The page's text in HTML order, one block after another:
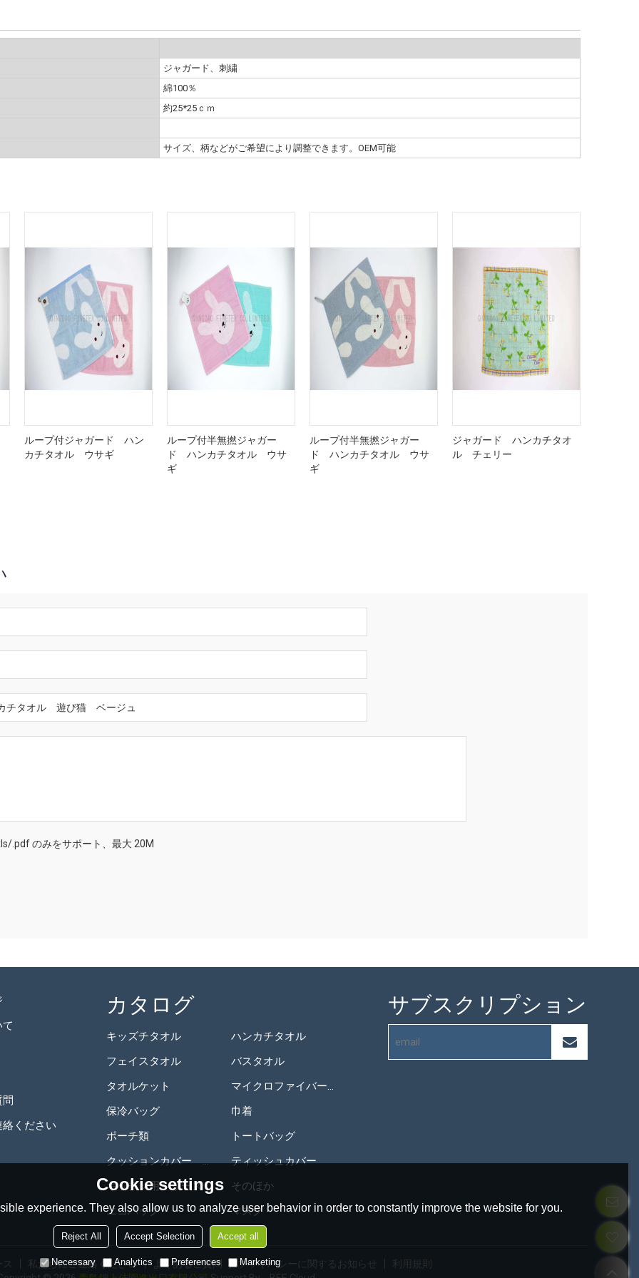
ジャガード、刺繍
綿100％
約25*25ｃｍ
サイズ、柄などがご希望により調整できます。ОEM可能
ループ付ジャガード ハン
カチタオル ウサギ
ループ付半無撚ジャガー
ド ハンカチタオル ウサ
ギ
ループ付半無撚ジャガー
ド ハンカチタオル ウサ
ギ
ジャガード ハンカチタオ
ル チェリー
.pdf のみをサポート、最大 20M
ください
カタログ
キッズチタオル
ハンカチタオル
フェイスタオル
バスタオル
タオルケット
マイクロファイバータオル
保冷バッグ
巾着
ポーチ類
トートバッグ
クッションカバー　クッション
ティッシュカバー
キッチン用シリーズ
そのほか
エコバック
マスク
サブスクリプション
私たちにご連絡ください よくあるご質問 プライバシーに関するお知らせ
利用規則
Cookie settings
experience. They also allow us to analyze user behavior in order to constantly improve the website for you.
Reject All Accept Selection Accept all
Necessary Analytics Preferences Marketing